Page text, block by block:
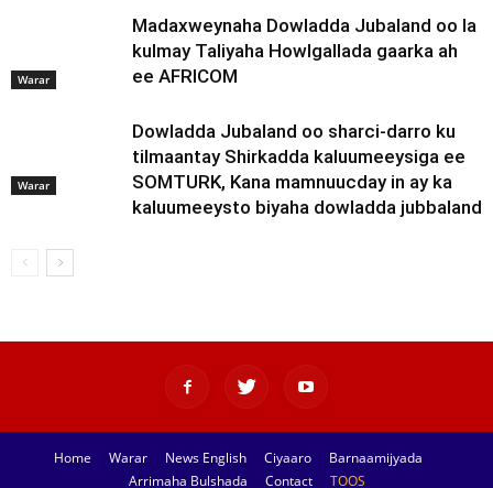
Warar
Madaxweynaha Dowladda Jubaland oo la
kulmay Taliyaha Howlgallada gaarka ah
ee AFRICOM
Warar
Dowladda Jubaland oo sharci-darro ku
tilmaantay Shirkadda kaluumeeysiga ee
SOMTURK, Kana mamnuucday in ay ka
kaluumeeysto biyaha dowladda jubbaland
Home Warar News English Ciyaaro
Barnaamijyada
Arrimaha Bulshada
Contact TOOS